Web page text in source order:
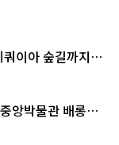
쿼이아 숲길까지…
앙박물관 배롱나